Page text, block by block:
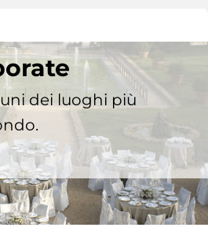
dei luoghi più